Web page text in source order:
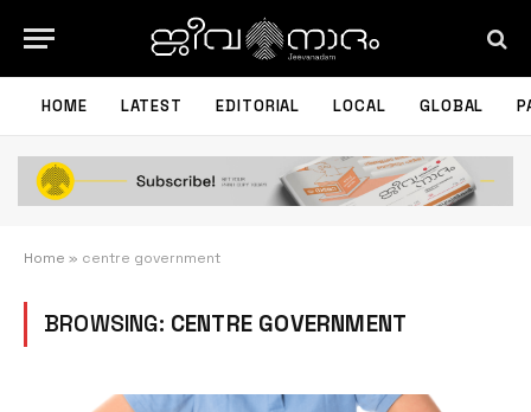
HOME LATEST EDITORIAL LOCAL GLOBAL
Home » centre government
BROWSING: CENTRE GOVERNMENT